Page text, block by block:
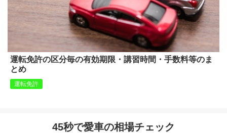
運転免許の区分毎の有効期限・講習時間・手数料等のま
とめ
運転免許
45秒で愛車の相場チェック